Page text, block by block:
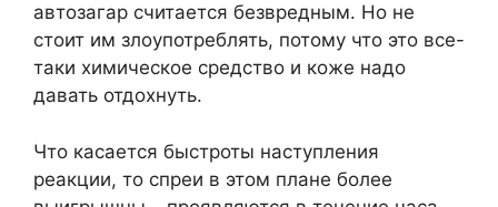
автозагар считается безвредным. Но не
стоит им злоупотреблять, потому что это все-
таки химическое средство и коже надо
давать отдохнуть.
Что касается быстроты наступления
реакции, то спреи в этом плане более